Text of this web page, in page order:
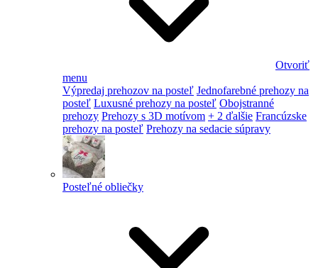
Otvoriť
menu
Výpredaj prehozov na posteľ Jednofarebné prehozy na
posteľ Luxusné prehozy na posteľ Obojstranné
prehozy Prehozy s 3D motívom + 2 ďalšie Francúzske
prehozy na posteľ Prehozy na sedacie súpravy
Posteľné obliečky